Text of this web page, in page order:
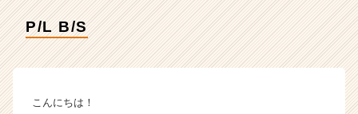
ト
P/L B/S
こんにちは！